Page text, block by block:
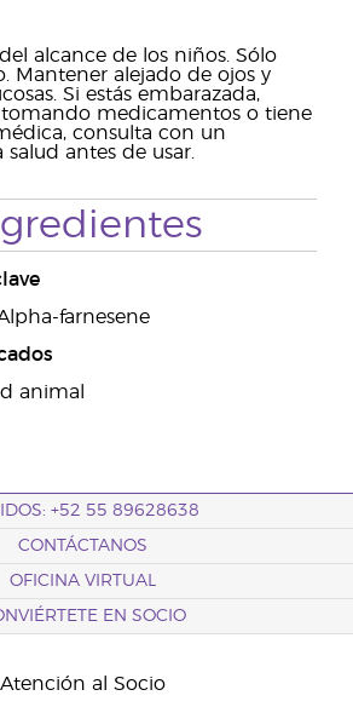
alcance de los niños. Sólo
Mantener alejado de ojos y
Si estás embarazada,
medicamentos o tiene
consulta con un
antes de usar.
farnesene
animal
+52 55 89628638
CONTÁCTANOS
OFICINA VIRTUAL
EN SOCIO
Atención al Socio